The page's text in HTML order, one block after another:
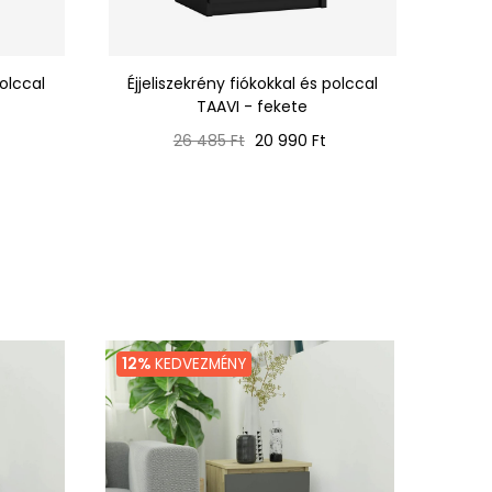
Éjjeliszekrény fiókokkal és polccal
TAAVI - fekete
Normál
26 485 Ft Ár
20 990 Ft
12% KEDVEZMÉNY